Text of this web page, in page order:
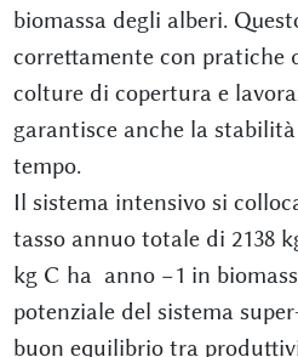
biomassa degli alberi.
correttamente con pratiche
colture di copertura e
garantisce anche la
tempo.
Il sistema intensivo si
tasso annuo totale di 2138
kg C ha anno −1 in
potenziale del sistema
buon equilibrio tra